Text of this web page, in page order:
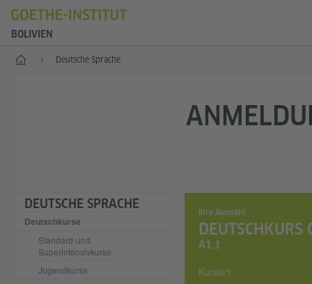
BOLIVIEN
Start Deutsche Sprache
DEUTSCHE SPRACHE
Deutschkurse
Standard-und
Superintensivkurse
Jugendkurse
Ihre Auswahl
A1.1
Kursort